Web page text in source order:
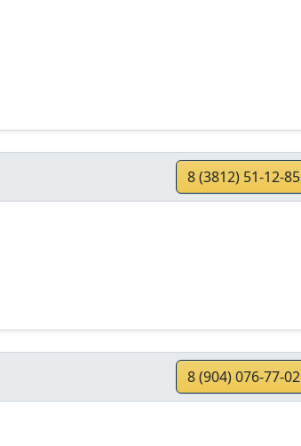
8 (3812) 51-12-85
8 (904) 076-77-02